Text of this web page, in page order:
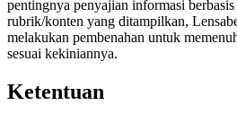
pentingnya penyajian informasi
rubrik/konten yang ditampilkan,
melakukan pembenahan untuk
sesuai kekiniannya.
Ketentuan